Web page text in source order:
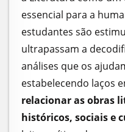
essencial para a
estudantes são
ultrapassam a
análises que os
estabelecendo laços
relacionar as obras
históricos, sociais e